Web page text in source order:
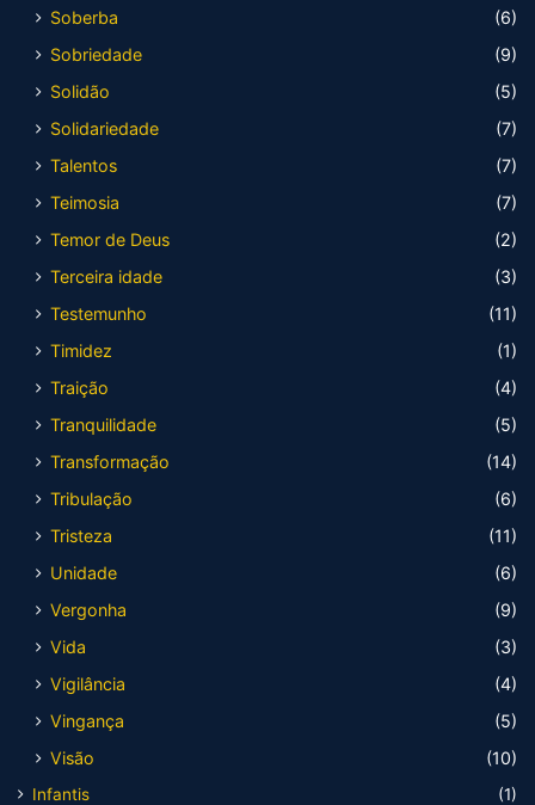
Soberba
(6)
Sobriedade
(9)
Solidão
(5)
Solidariedade
(7)
Talentos
(7)
Teimosia
(7)
Temor de Deus
(2)
Terceira idade
(3)
Testemunho
(11)
Timidez
(1)
Traição
(4)
Tranquilidade
(5)
Transformação
(14)
Tribulação
(6)
Tristeza
(11)
Unidade
(6)
Vergonha
(9)
Vida
(3)
Vigilância
(4)
Vingança
(5)
Visão
(10)
Infantis
(1)